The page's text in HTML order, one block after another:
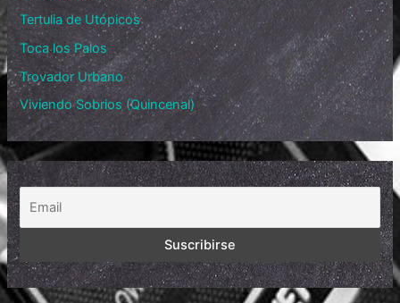
Tertulia de Utópicos
Toca los Palos
Trovador Urbano
Viviendo Sobrios (Quincenal)